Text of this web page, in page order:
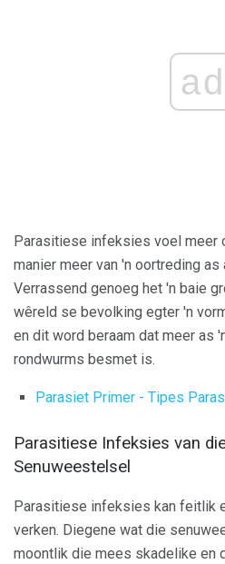
ad
Parasitiese infeksies voel meer
manier meer van 'n oortreding
Verrassend genoeg het 'n baie
wêreld se bevolking egter 'n
en dit word beraam dat meer as
rondwurms besmet is.
Parasiet Primer - Tipes
Parasitiese Infeksies van
Senuweestelsel
Parasitiese infeksies kan feitlik
verken. Diegene wat die
moontlik die mees skadelike en